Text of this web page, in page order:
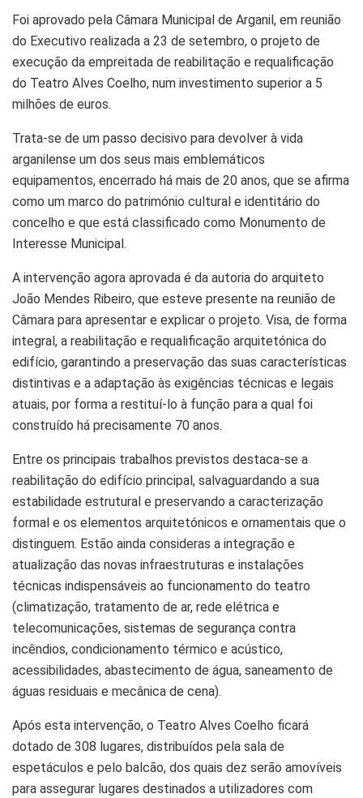
Foi aprovado pela Câmara Municipal de Arganil, em reunião
do Executivo realizada a 23 de setembro, o projeto de
execução da empreitada de reabilitação e requalificação
do Teatro Alves Coelho, num investimento superior a 5
milhões de euros.
Trata-se de um passo decisivo para devolver à vida
arganilense um dos seus mais emblemáticos
equipamentos, encerrado há mais de 20 anos, que se afirma
como um marco do património cultural e identitário do
concelho e que está classificado como Monumento de
Interesse Municipal.
A intervenção agora aprovada é da autoria do arquiteto
João Mendes Ribeiro, que esteve presente na reunião de
Câmara para apresentar e explicar o projeto. Visa, de forma
integral, a reabilitação e requalificação arquitetónica do
edifício, garantindo a preservação das suas características
distintivas e a adaptação às exigências técnicas e legais
atuais, por forma a restituí-lo à função para a qual foi
construído há precisamente 70 anos.
Entre os principais trabalhos previstos destaca-se a
reabilitação do edifício principal, salvaguardando a sua
estabilidade estrutural e preservando a caracterização
formal e os elementos arquitetónicos e ornamentais que o
distinguem. Estão ainda consideras a integração e
atualização das novas infraestruturas e instalações
técnicas indispensáveis ao funcionamento do teatro
(climatização, tratamento de ar, rede elétrica e
telecomunicações, sistemas de segurança contra
incêndios, condicionamento térmico e acústico,
acessibilidades, abastecimento de água, saneamento de
águas residuais e mecânica de cena).
Após esta intervenção, o Teatro Alves Coelho ficará
dotado de 308 lugares, distribuídos pela sala de
espetáculos e pelo balcão, dos quais dez serão amovíveis
para assegurar lugares destinados a utilizadores com